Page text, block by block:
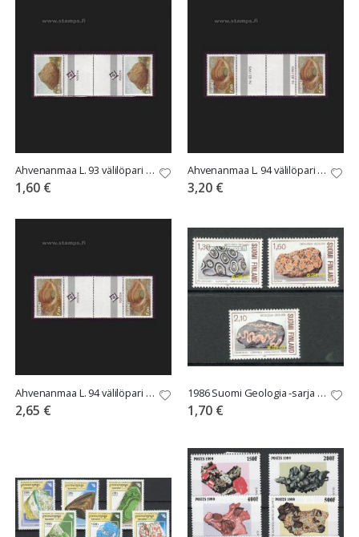
Ahvenanmaa L. 93 välilöpari ilman numeroa
1,60 €
Ahvenanmaa L. 94 välilöpari numerolla
3,20 €
Ahvenanmaa L. 94 välilöpari ilman numeroa
2,65 €
1986 Suomi Geologia -sarja **
1,70 €